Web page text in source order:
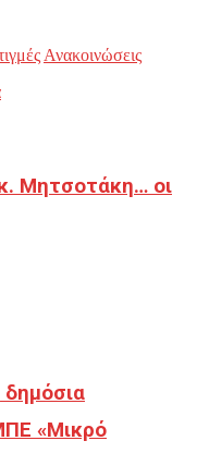
Ανακοινώσεις
Μητσοτάκη… οι
«Μικρό